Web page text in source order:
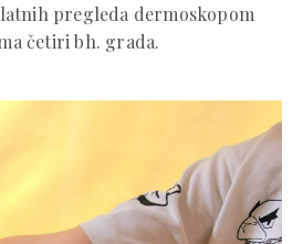
pregleda dermoskopom
četiri bh. grada.